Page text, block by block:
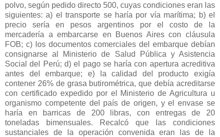
polvo, según pedido directo 500, cuyas condiciones eran las
siguientes: a) el transporte se haría por vía marítima; b) el
precio sería en pesos argentinos por el costo de la
mercadería a embarcarse en Buenos Aires con cláusula
FOB; c) los documentos comerciales del embarque debían
consignarse al Ministerio de Salud Pública y Asistencia
Social del Perú; d) el pago se haría con apertura acreditiva
antes del embarque; e) la calidad del producto exigía
contener 26% de grasa butirométrica, que debía acreditarse
con certificado expedido por el Ministerio de Agricultura u
organismo competente del país de origen, y el envase se
haría en barricas de 200 libras, con entregas de 20
toneladas bimensuales. Recalcó que las condiciones
sustanciales de la operación convenida eran las de la